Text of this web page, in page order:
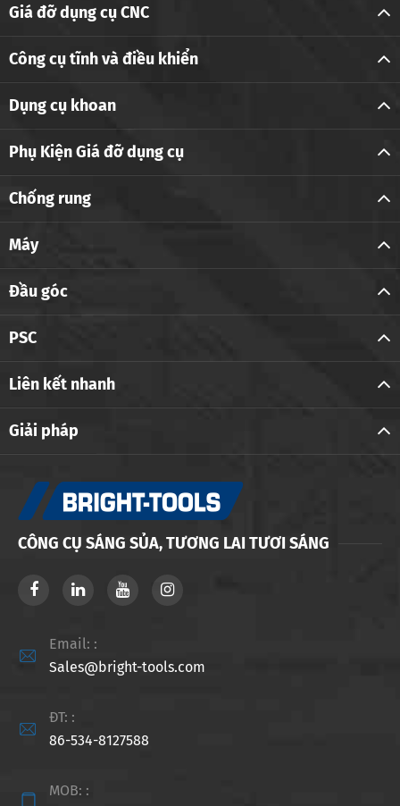
Giá đỡ dụng cụ CNC
Công cụ tĩnh và điều khiển
Dụng cụ khoan
Phụ Kiện Giá đỡ dụng cụ
Chống rung
Máy
Đầu góc
PSC
Liên kết nhanh
Giải pháp
CÔNG CỤ SÁNG SỦA, TƯƠNG LAI TƯƠI SÁNG

Email: :
Sales@bright-tools.com

ĐT: :
86-534-8127588
MOB: :